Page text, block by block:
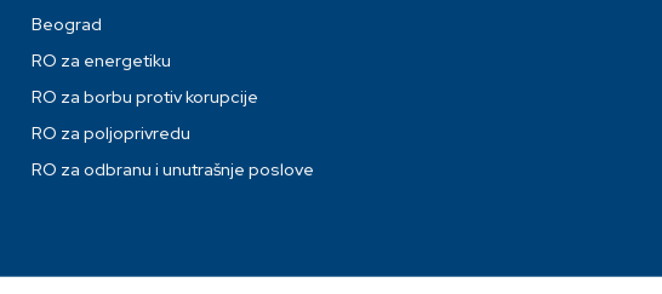
Beograd
RO za energetiku
RO za borbu protiv korupcije
RO za poljoprivredu
RO za odbranu i unutrašnje poslove